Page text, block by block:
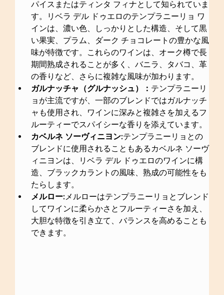
パイスまたはティンタ フィナとして知られていま
す。リベラ デル ドゥエロのテンプラニーリョ ワ
インは、濃い色、しっかりとした構造、そして黒
い果実、プラム、ダーク チョコレートの豊かな風
味が特徴です。これらのワインは、オーク樽で長
期間熟成されることが多く、バニラ、タバコ、革
の香りなど、さらに複雑な風味が加わります。
ガルナッチャ（グルナッシュ）： テンプラニーリ
ョが主流ですが、一部のブレンドではガルナッチ
ャも使用され、ワインに深みと複雑さを加えるフ
ルーティーでスパイシーな香りを添えています。
カベルネ ソーヴィニヨン:テンプラニーリョとの
ブレンドに使用されることもあるカベルネ ソーヴ
ィニヨンは、リベラ デル ドゥエロのワインに構
造、ブラックカラントの風味、熟成の可能性をも
たらします。
メルロー:メルローはテンプラニーリョとブレンド
してワインに柔らかさとフルーティーさを加え、
大胆な特徴を引き立て、バランスを高めることも
できます。